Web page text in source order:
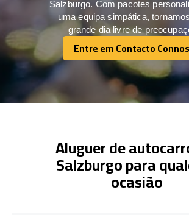
Salzburgo. Com pacotes
uma equipa simpática,
grande dia livre de
Entre em Contacto
Entre em Contacto
Aluguer de
Salzburgo para
ocasião